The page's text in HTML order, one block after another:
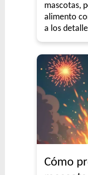
mascotas,
alimento
a los
Cómo